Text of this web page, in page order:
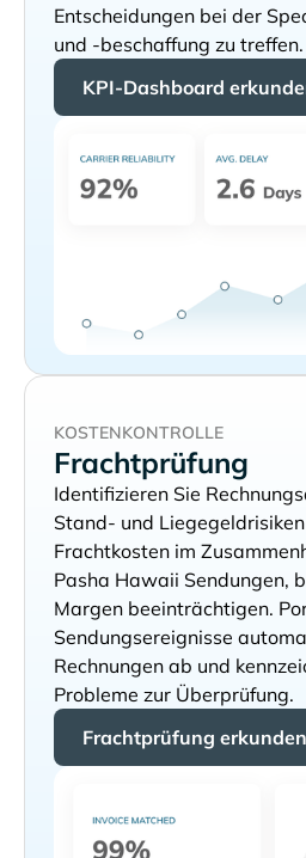
Entscheidungen bei der
und -beschaffung zu treffen.
KPI-Dashboard
KOSTENKONTROLLE
Frachtprüfung
Identifizieren Sie
Stand- und
Frachtkosten im
Sendungen,
Margen beeinträchtigen.
Sendungsereignisse
Rechnungen ab und
Probleme zur Überprüfung.
Frachtprüfung